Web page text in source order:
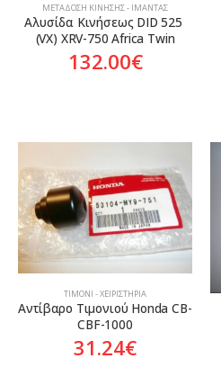
ΜΕΤΆΔΟΣΗ ΚΊΝΗΣΗΣ - ΙΜΆΝΤΑΣ
Αλυσίδα Κινήσεως DID 525
(VX) XRV-750 Africa Twin
132.00€
ΤΙΜΌΝΙ - ΧΕΙΡΙΣΤΉΡΙΑ
Αντίβαρο Τιμονιού Honda CB-
CBF-1000
31.24€